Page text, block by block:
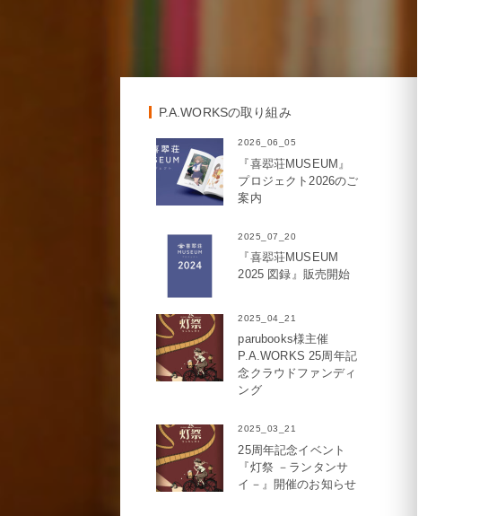
P.A.WORKSの取り組み
2026_06_05
『喜翆荘MUSEUM』
プロジェクト2026のご
案内
2025_07_20
『喜翆荘MUSEUM
2025 図録』販売開始
2025_04_21
parubooks様主催
P.A.WORKS 25周年記
念クラウドファンディ
ング
2025_03_21
25周年記念イベント
『灯祭 －ランタンサ
イ－』開催のお知らせ